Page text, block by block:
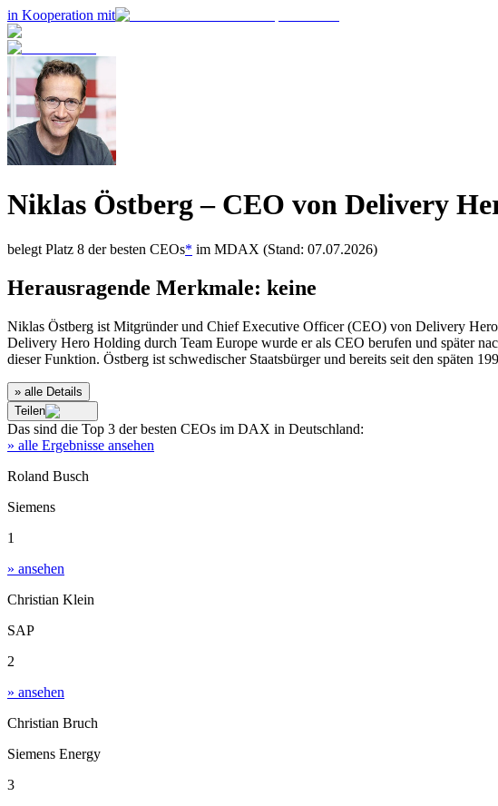
in Kooperation mit
Niklas Östberg– CEO von Delivery
belegt Platz 8 der besten CEOs* im MDAX (Stand: 07.07.2026)
Herausragende Merkmale: keine
Niklas Östberg ist Mitgründer und Chief Executive Officer (CEO) von Delivery
Delivery Hero Holding durch Team Europe wurde er als CEO berufen und später
dieser Funktion. Östberg ist schwedischer Staatsbürger und bereits seit den späten
» alle Details
Teilen
Das sind die Top 3 der besten CEOs im DAX in Deutschland:
» alle Ergebnisse ansehen
Roland Busch
Siemens
1
» ansehen
Christian Klein
SAP
2
» ansehen
Christian Bruch
Siemens Energy
3